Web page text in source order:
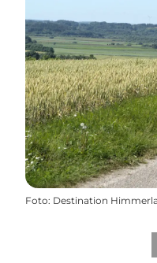
Foto: Destination